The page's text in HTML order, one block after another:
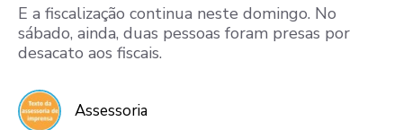
E a fiscalização continua neste domingo. No
sábado, ainda, duas pessoas foram presas por
desacato aos fiscais.
Assessoria